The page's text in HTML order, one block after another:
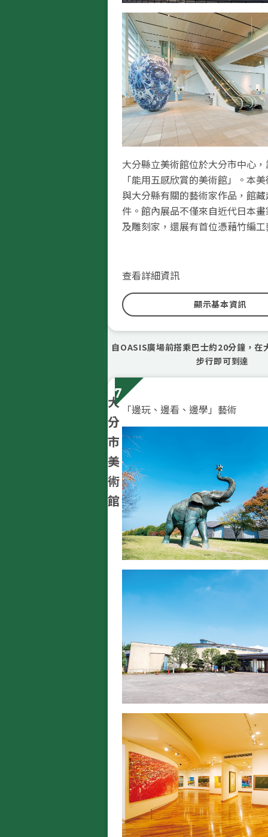
大分縣立美術館位於大分市中心
「能用五感欣賞的美術館」。本
與大分縣有關的藝術家作品，館
件。館內展品不僅來自近代日本
及雕刻家，還展有首位憑藉竹編
美術館的亮點之一，其中採用玻
忘返。館內附設的咖啡廳可以讓
作品後稍做休息，享用以當地新
烹製的料理。
美術館內還會舉辦工作坊及鑑賞
式帶給遊客豐富的藝術體驗！
查看詳細資訊
顯示基本資訊
自OASIS廣場前搭乘巴士約20分鐘，在
步行即可到達
7
大
分
市
美
術
館
「邊玩、邊看、邊學」藝術